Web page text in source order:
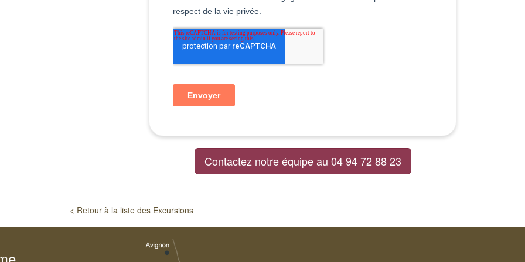
Contactez notre équipe au 04 94 72 88 23
< Retour à la liste des Excursions